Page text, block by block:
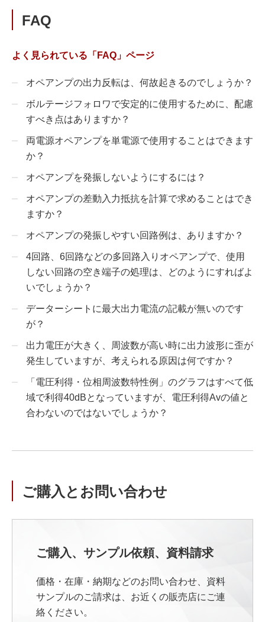
FAQ
よく見られている「FAQ」ページ
オペアンプの出力反転は、何故起きるのでしょうか？
ボルテージフォロワで安定的に使用するために、配慮
すべき点はありますか？
両電源オペアンプを単電源で使用することはできます
か？
オペアンプを発振しないようにするには？
オペアンプの差動入力抵抗を計算で求めることはでき
ますか？
オペアンプの発振しやすい回路例は、ありますか？
4回路、6回路などの多回路入りオペアンプで、使用
しない回路の空き端子の処理は、どのようにすればよ
いでしょうか？
データーシートに最大出力電流の記載が無いのです
が？
出力電圧が大きく、周波数が高い時に出力波形に歪が
発生していますが、考えられる原因は何ですか？
「電圧利得・位相周波数特性例」のグラフはすべて低
域で利得40dBとなっていますが、電圧利得Avの値と
合わないのではないでしょうか？
ご購入とお問い合わせ
ご購入、サンプル依頼、資料請求
価格・在庫・納期などのお問い合わせ、資料
サンプルのご請求は、お近くの販売店にご連
絡ください。